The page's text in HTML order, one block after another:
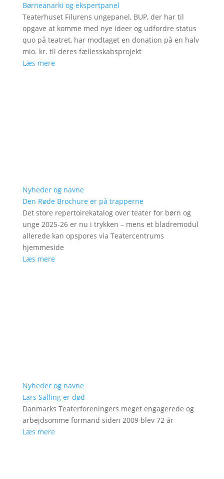
Børneanarki og ekspertpanel
Teaterhuset Filurens ungepanel, BUP, der har til
opgave at komme med nye ideer og udfordre status
quo på teatret, har modtaget en donation på en halv
mio. kr. til deres fællesskabsprojekt
Læs mere
Nyheder og navne
Den Røde Brochure er på trapperne
Det store repertoirekatalog over teater for børn og
unge 2025-26 er nu i trykken – mens et bladremodul
allerede kan opspores via Teatercentrums
hjemmeside
Læs mere
Nyheder og navne
Lars Salling er død
Danmarks Teaterforeningers meget engagerede og
arbejdsomme formand siden 2009 blev 72 år
Læs mere